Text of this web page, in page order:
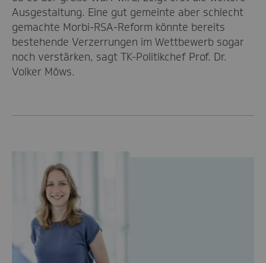
Ausgestaltung. Eine gut gemeinte aber schlecht
gemachte Morbi-RSA-Reform könnte bereits
bestehende Verzerrungen im Wettbewerb sogar
noch verstärken, sagt TK-Politikchef Prof. Dr.
Volker Möws.